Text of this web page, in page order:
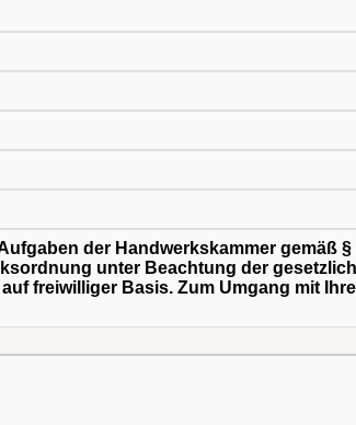
der Handwerkskammer gemäß
unter Beachtung der
freiwilliger Basis. Zum Umgang mit